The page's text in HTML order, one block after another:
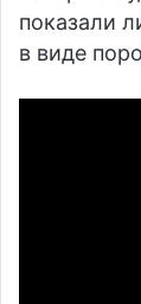
показали
в виде